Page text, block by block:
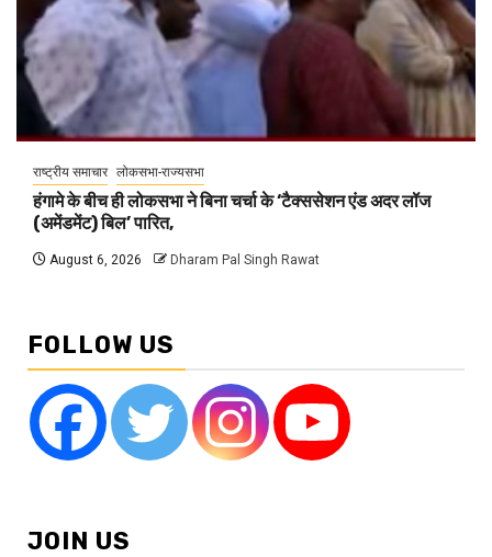
राष्ट्रीय समाचार लोकसभा-राज्यसभा
हंगामे के बीच ही लोकसभा ने बिना चर्चा के ‘टैक्ससेशन एंड अदर लॉज
(अमेंडमेंट) बिल’ पारित,
August 6, 2026 Dharam Pal Singh Rawat
FOLLOW US
JOIN US